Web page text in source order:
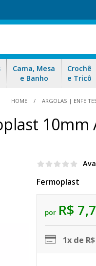
Cama, Mesa
e Banho
Crochê
e Tricô
HOME ARGOLAS |
10mm
Fermoplast
por R$
1x de